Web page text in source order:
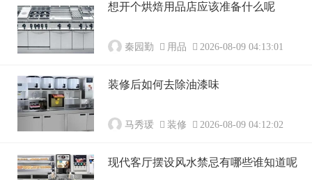
想开个烘焙用品店应该准备什么呢
秦园勤 用品 2026-08-09 04:13:01
装修后如何去除油漆味
马秀瑗 装修 2026-08-09 04:12:02
现代客厅摆设风水禁忌有哪些谁知道呢